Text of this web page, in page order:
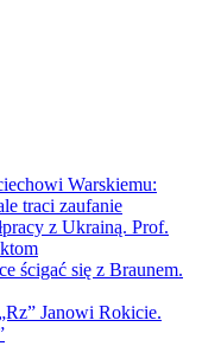
Warskiemu:
traci zaufanie
z Ukrainą. Prof.
ścigać się z Braunem.
Janowi Rokicie.